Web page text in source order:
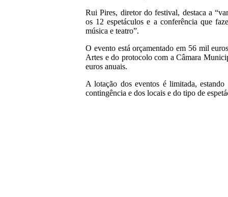
Rui Pires, diretor do festival, destaca a
os 12 espetáculos e a conferência que
música e teatro”.
O evento está orçamentado em 56 mil
Artes e do protocolo com a Câmara
euros anuais.
A lotação dos eventos é limitada,
contingência e dos locais e do tipo de